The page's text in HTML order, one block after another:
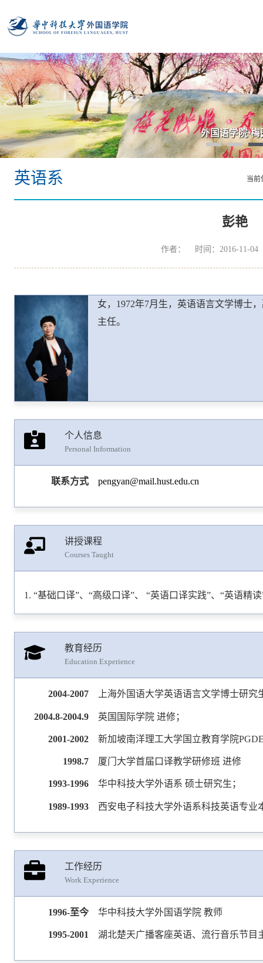
外国语学院·梅
英语系 当
彭艳
作者： 时间：2016-11-
女，1972年7月生，英语语言文学博士
主任。
个人信息
Personal Information
联系方式 pengyan@mail.hust.edu.cn
讲授课程
Courses Taught
“基础口译”、“高级口译”、 “英语口译实践”、“英语精
教育经历
Education Experience
2004-2007 上海外国语大学英语语言文学博士研究
2004.8-2004.9 英国国际学院 进修；
2001-2002 新加坡南洋理工大学国立教育学院
1998.7 厦门大学首届口译教学研修班 进修
1993-1996 华中科技大学外语系 硕士研究生；
1989-1993 西安电子科技大学外语系科技英语专业
工作经历
Work Experience
1996-至今 华中科技大学外国语学院 教师
1995-2001 湖北楚天广播客座英语、流行音乐节目